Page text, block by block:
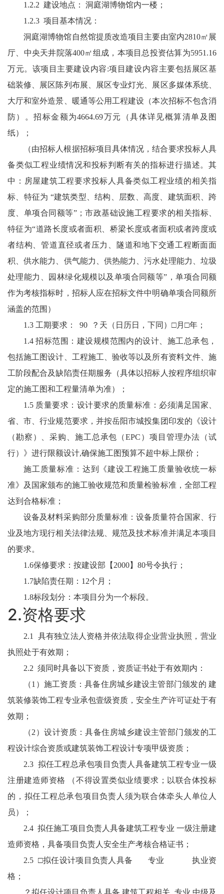
1.2.2 建设地点： 洞庭湖博物馆内一楼；
1.2.3 项目基本情况：
洞庭湖博物馆自然馆提质改造项目主要由室内2810㎡展
厅、中央天井院落400㎡组成，本项目总投资估算为5951.16
万元。该项目主要建设内容:项目建设内容主要包括展区基
础装修、展区陈列布展、展区专业灯光、展区多媒体系统、
大厅和室外造景、暖通等公用工程建设（本次招标不包含消
防）。招标金额为4664.69万元（具体详见概算清单及图
纸）；
（由招标人根据招标项目具体情况，结合要求投标人具
备类似工程业绩情况和投标判断有关的指标进行描述。其
中：房屋建筑工程要求投标人具备类似工程业绩的相关指
标、特征为 “建筑类型、结构、层数、高度、建筑面积、跨
度、单项合同额等”；市政基础设施工程要求的相关指标、
特征为“道路长度或者面积、桥梁长度或者面积或者跨度或
者结构、管道直径或者压力、隧道和地下交通工程断面面
积、供水能力、供气能力、供热能力、污水处理能力、垃圾
处理能力、园林绿化规模以及单项合同额等”，单项合同额
作为考核指标时，招标人应在招标文件中明确单项合同额所
涵盖的范围）
1.3 工期要求： 90
？天（日历日，下同）□月□年；
1.4 招标范围：建设规模范围内的设计、施工总承包，
包括施工图设计、工程施工、验收等以及所有资料文件、施
工阶段配合及缺陷责任期服务（具体以招标人按程序组织审
定的施工图和工程量清单为准）；
1.5 质量要求：设计要求的质量标准：必须满足国家、
省、市、行业规范要求，并按岳阳市城投集团印发的《设计
（勘察）、采购、施工总承包（EPC）项目管理办法（试
行）》进行限额设计,确保施工图预算不超中标上限价；
施工质量标准：达到《建设工程施工质量验收统一标
准》及国家颁布的施工验收规范和质量检验标准，全部工程
达到合格标准；
设备及材料采购部分质量标准：设备质量符合国家、行
业及地方现行相关法律法规、规范及技术标准并满足本项目
的要求。
1.6保修要求：按建设部【2000】80号令执行；
1.7缺陷责任期：12个月；
1.8标段划分：本项目分为一个标段。
2.资格要求
2.1 具有独立法人资格并依法取得企业营业执照，营业
执照处于有效期；
2.2 须同时具备以下资质，资质证书处于有效期内：
（1）施工资质：具备住房城乡建设主管部门颁发的 建
筑装修装饰工程专业承包壹级资质，安全生产许可证处于有
效期；
（2）设计资质：具备住房城乡建设主管部门颁发的工
程设计综合资质或建筑装饰工程设计专项甲级资质；
2.3 拟任工程总承包项目负责人具备建筑工程专业一级
注册建造师资格 （不得设置类似业绩要求；以联合体投标
的，拟任工程总承包项目负责人须为联合体牵头人单位人
员）；
2.4 拟任施工项目负责人具备建筑工程专业 一级注册建
造师资格，具备项目负责人安全生产考核合格证书；
2.5 □拟任设计项目负责人具备 专业 执业资
格；